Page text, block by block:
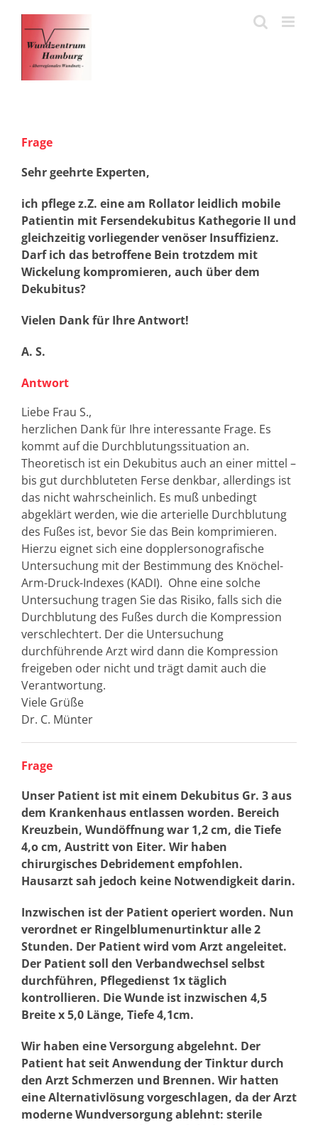
Inhalt
springen
Frage
Sehr geehrte Experten,
ich pflege z.Z. eine am Rollator leidlich mobile
Patientin mit Fersendekubitus Kathegorie II und
gleichzeitig vorliegender venöser Insuffizienz.
Darf ich das betroffene Bein trotzdem mit
Wickelung kompromieren, auch über dem
Dekubitus?
Vielen Dank für Ihre Antwort!
A. S.
Antwort
Liebe Frau S.,
herzlichen Dank für Ihre interessante Frage. Es
kommt auf die Durchblutungssituation an.
Theoretisch ist ein Dekubitus auch an einer mittel –
bis gut durchbluteten Ferse denkbar, allerdings ist
das nicht wahrscheinlich. Es muß unbedingt
abgeklärt werden, wie die arterielle Durchblutung
des Fußes ist, bevor Sie das Bein komprimieren.
Hierzu eignet sich eine dopplersonografische
Untersuchung mit der Bestimmung des Knöchel-
Arm-Druck-Indexes (KADI). Ohne eine solche
Untersuchung tragen Sie das Risiko, falls sich die
Durchblutung des Fußes durch die Kompression
verschlechtert. Der die Untersuchung
durchführende Arzt wird dann die Kompression
freigeben oder nicht und trägt damit auch die
Verantwortung.
Viele Grüße
Dr. C. Münter
Frage
Unser Patient ist mit einem Dekubitus Gr. 3 aus
dem Krankenhaus entlassen worden. Bereich
Kreuzbein, Wundöffnung war 1,2 cm, die Tiefe
4,o cm, Austritt von Eiter. Wir haben
chirurgisches Debridement empfohlen.
Hausarzt sah jedoch keine Notwendigkeit darin.
Inzwischen ist der Patient operiert worden. Nun
verordnet er Ringelblumenurtinktur alle 2
Stunden. Der Patient wird vom Arzt angeleitet.
Der Patient soll den Verbandwechsel selbst
durchführen, Pflegedienst 1x täglich
kontrollieren. Die Wunde ist inzwischen 4,5
Breite x 5,0 Länge, Tiefe 4,1cm.
Wir haben eine Versorgung abgelehnt. Der
Patient hat seit Anwendung der Tinktur durch
den Arzt Schmerzen und Brennen. Wir hatten
eine Alternativlösung vorgeschlagen, da der Arzt
moderne Wundversorgung ablehnt: sterile